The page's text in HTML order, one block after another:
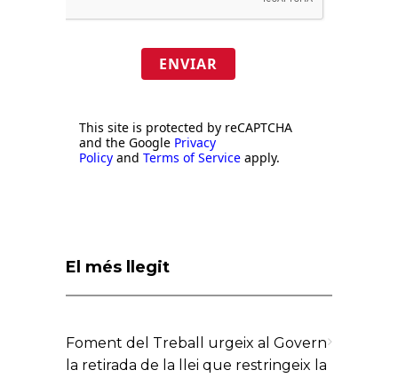
ENVIAR
This site is protected by reCAPTCHA
and the Google Privacy
Policy and Terms of Service apply.
El més llegit
Foment del Treball urgeix al Govern
la retirada de la llei que restringeix la